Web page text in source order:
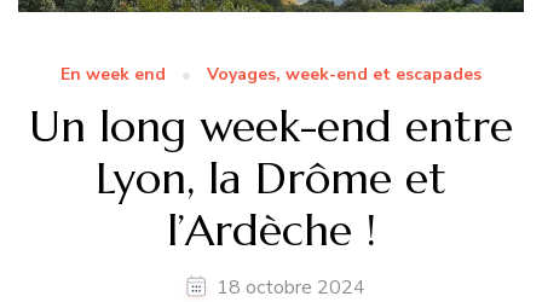
En week end Voyages, week-end et escapades
Un long week-end entre
Lyon, la Drôme et
l’Ardèche !
18 octobre 2024